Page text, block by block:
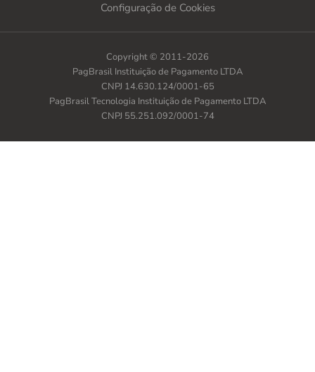
Configuração de Cookies
Copyright © 2011-2026
PagBrasil Instituição de Pagamento LTDA
CNPJ 14.630.124/0001-65
PagBrasil Tecnologia Instituição de Pagamento LTDA
CNPJ 55.251.092/0001-74